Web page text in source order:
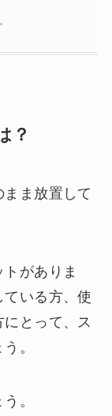
？
ま放置して
がありま
いる方、使
とって、ス
。
。